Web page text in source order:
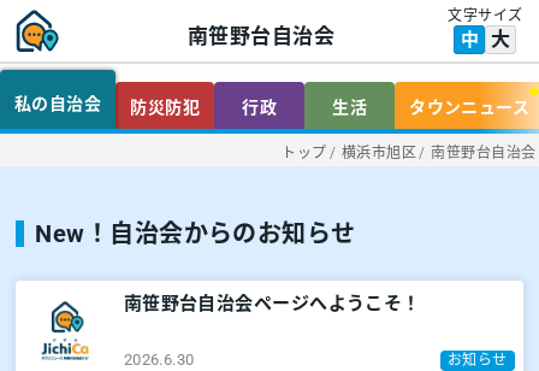
南笹野台自治会
文字サイズ
中 大
私の自治会 防災防犯 行政 生活 タウンニュース
トップ / 横浜市旭区 / 南笹野台自治会
New！自治会からのお知らせ
南笹野台自治会ページへようこそ！
2026.6.30 お知らせ